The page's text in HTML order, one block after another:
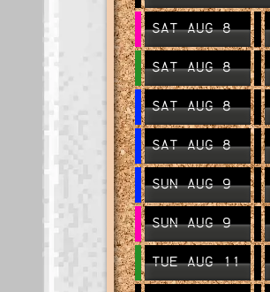
SAT AUG 8
SAT AUG 8
SAT AUG 8
SAT AUG 8
SUN AUG 9
SUN AUG 9
TUE AUG 11